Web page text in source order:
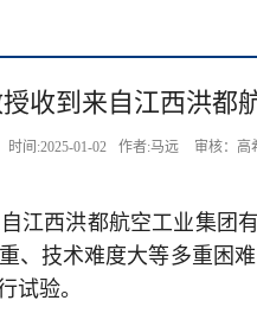
收到来自江西洪都
时间:2025-01-02 作者:马远 审核：高
江西洪都航空工业集团
、技术难度大等多重困
试验。